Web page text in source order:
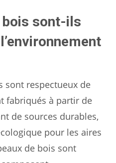
bois sont-ils
sont respectueux de
fabriqués à partir de
de sources durables,
pour les aires
de bois sont